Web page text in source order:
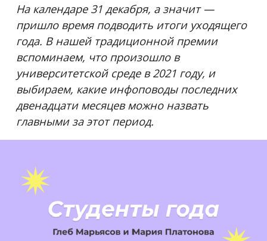
На календаре 31 декабря, а значит —
пришло время подводить итоги уходящего
года. В нашей традиционной премии
вспоминаем, что произошло в
университетской среде в 2021 году, и
выбираем, какие инфоповоды последних
двенадцати месяцев можно назвать
главными за этот период.